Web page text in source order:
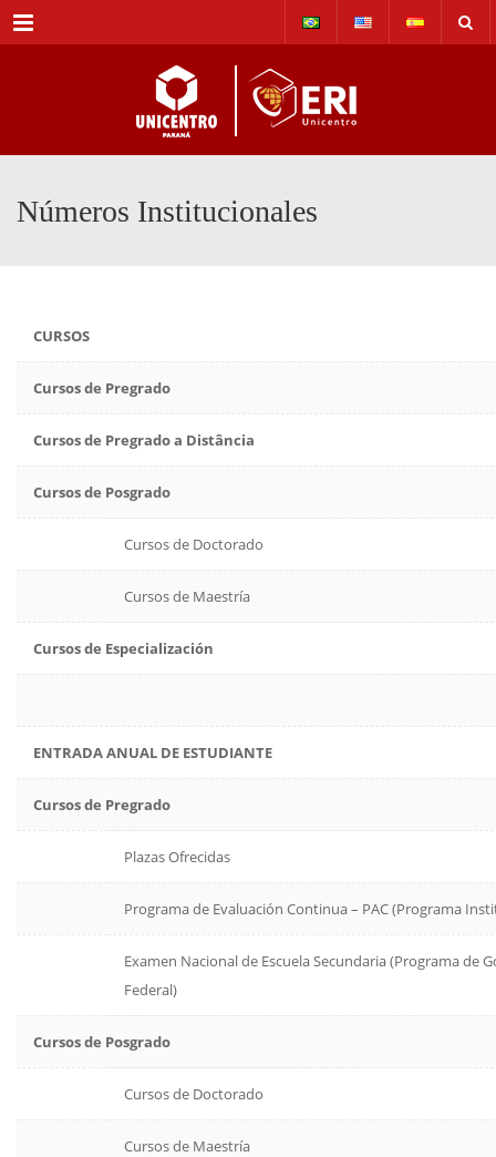
Menu
Números Institucionales
CURSOS
Cursos de Pregrado
Cursos de Pregrado a Distância
Cursos de Posgrado
Cursos de Doctorado
Cursos de Maestría
Cursos de Especialización
ENTRADA ANUAL DE ESTUDIANTE
Cursos de Pregrado
Plazas Ofrecidas
Programa de Evaluación Continua – PAC (Programa
Examen Nacional de Escuela Secundaria (Programa de
Federal)
Cursos de Posgrado
Cursos de Doctorado
Cursos de Maestría